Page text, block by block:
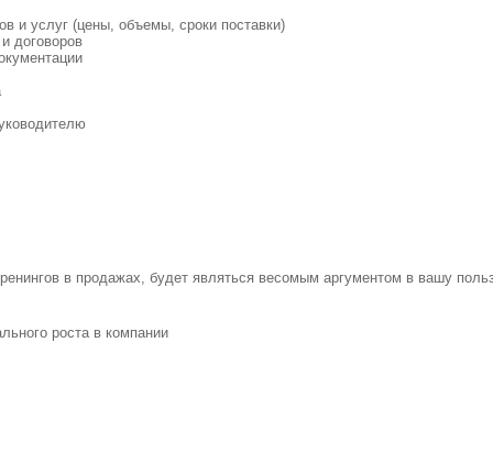
и услуг (цены, объемы, сроки поставки)
договоров
в продажах, будет являться весомым аргументом в вашу
роста в компании